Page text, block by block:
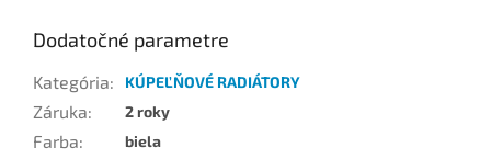
Dodatočné parametre
Kategória: KÚPEĽŇOVÉ RADIÁTORY
Záruka: 2 roky
Farba: biela